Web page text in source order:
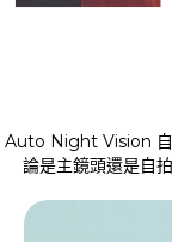
Auto Night Vision 自
論是主鏡頭還是自